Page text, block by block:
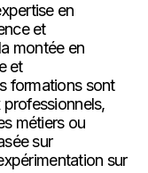
en
et
montée en
et
formations sont
métiers ou
sur
sur